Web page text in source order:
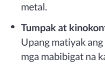
metal.
Tumpak at
Upang matiyak
mga mabibigat na